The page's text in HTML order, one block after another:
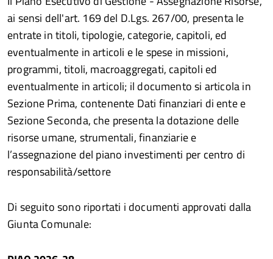
ai sensi dell'art. 169 del D.Lgs. 267/00, presenta le
entrate in titoli, tipologie, categorie, capitoli, ed
eventualmente in articoli e le spese in missioni,
programmi, titoli, macroaggregati, capitoli ed
eventualmente in articoli; il documento si articola in
Sezione Prima, contenente Dati finanziari di ente e
Sezione Seconda, che presenta la dotazione delle
risorse umane, strumentali, finanziarie e
l’assegnazione del piano investimenti per centro di
responsabilità/settore
Di seguito sono riportati i documenti approvati dalla
Giunta Comunale: